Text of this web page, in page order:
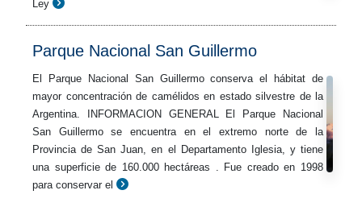
Ley
Parque Nacional San Guillermo
El Parque Nacional San Guillermo conserva el hábitat de
mayor concentración de camélidos en estado silvestre de la
Argentina. INFORMACION GENERAL El Parque Nacional
San Guillermo se encuentra en el extremo norte de la
Provincia de San Juan, en el Departamento Iglesia, y tiene
una superficie de 160.000 hectáreas . Fue creado en 1998
para conservar el